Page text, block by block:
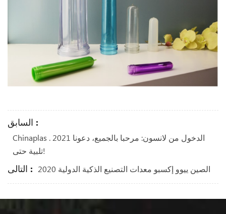
السابق :
Chinaplas . 2021 الدخول من لانسون: مرحبا بالجميع، دعونا
تلبية حتى!
التالى : الصين ييوو إكسبو معدات التصنيع الذكية الدولية 2020